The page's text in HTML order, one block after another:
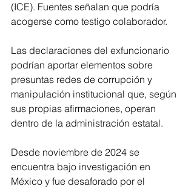
(ICE). Fuentes señalan que podría
acogerse como testigo colaborador.
Las declaraciones del exfuncionario
podrían aportar elementos sobre
presuntas redes de corrupción y
manipulación institucional que, según
sus propias afirmaciones, operan
dentro de la administración estatal.
Desde noviembre de 2024 se
encuentra bajo investigación en
México y fue desaforado por el